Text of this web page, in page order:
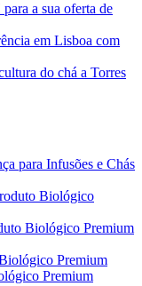
a sua oferta de
em Lisboa com
do chá a Torres
para Infusões e Chás
Biológico Premium
Premium